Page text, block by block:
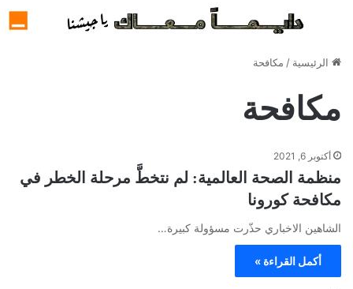
الرئيسية / مكافحة
مكافحة
أكتوبر 6, 2021
منظمة الصحة العالمية: لم نتخطَّ مرحلة الخطر في
مكافحة كورونا
الشاهين الاخباري حذّرت مسؤولة كبيرة…
أكمل القراءة »